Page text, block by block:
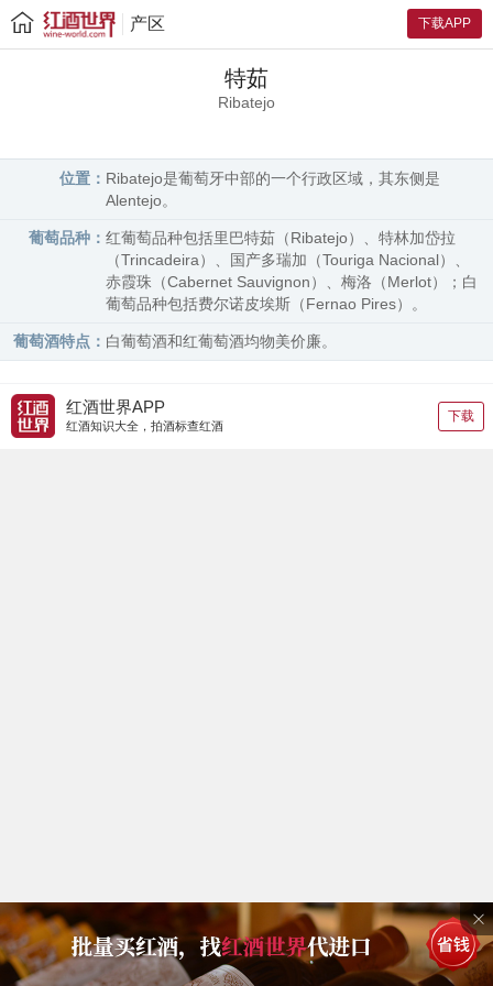
下载APP
产区
特茹
Ribatejo
位置： Ribatejo是葡萄牙中部的一个行政区域，其东侧是
Alentejo。
葡萄品种： 红葡萄品种包括里巴特茹（Ribatejo）、特林加岱拉
（Trincadeira）、国产多瑞加（Touriga Nacional）、
赤霞珠（Cabernet Sauvignon）、梅洛（Merlot）；白
葡萄品种包括费尔诺皮埃斯（Fernao Pires）。
葡萄酒特点： 白葡萄酒和红葡萄酒均物美价廉。
红酒世界APP
红酒知识大全，拍酒标查红酒
下载